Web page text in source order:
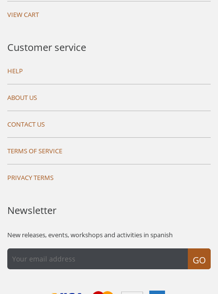
VIEW CART
Customer service
HELP
ABOUT US
CONTACT US
TERMS OF SERVICE
PRIVACY TERMS
Newsletter
New releases, events, workshops and activities in spanish
GO